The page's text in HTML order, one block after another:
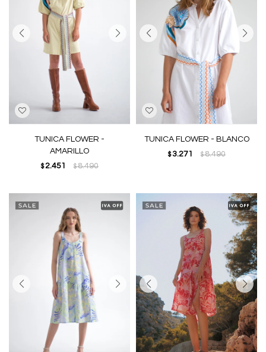
TUNICA FLOWER -
AMARILLO
$ 2.451 $8.490
TUNICA FLOWER - BLANCO
$ 3.271 $8.490